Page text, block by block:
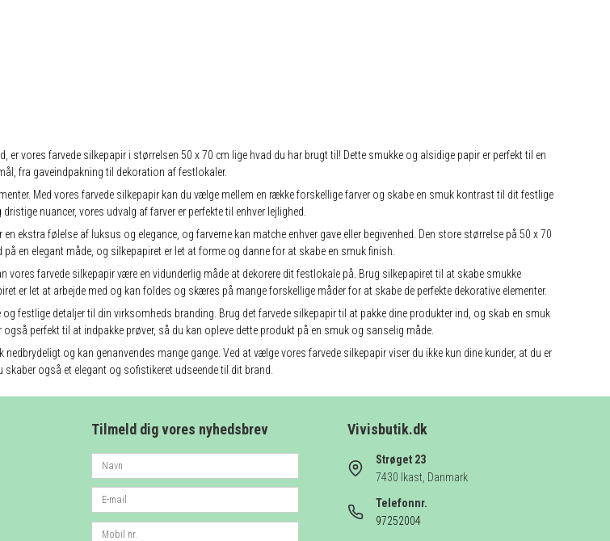
vores farvede silkepapir i størrelsen 50 x 70 cm lige hvad du har brugt til! Dette smukke og alsidige papir er perfekt til en
fra gaveindpakning til dekoration af festlokaler.
Med vores farvede silkepapir kan du vælge mellem en række forskellige farver og skabe en smuk kontrast til dit festlige
nuancer, vores udvalg af farver er perfekte til enhver lejlighed.
ekstra følelse af luksus og elegance, og farverne kan matche enhver gave eller begivenhed. Den store størrelse på 50 x 70
en elegant måde, og silkepapiret er let at forme og danne for at skabe en smuk finish.
farvede silkepapir være en vidunderlig måde at dekorere dit festlokale på. Brug silkepapiret til at skabe smukke
er let at arbejde med og kan foldes og skæres på mange forskellige måder for at skabe de perfekte dekorative elementer.
festlige detaljer til din virksomheds branding. Brug det farvede silkepapir til at pakke dine produkter ind, og skab en smuk
perfekt til at indpakke prøver, så du kan opleve dette produkt på en smuk og sanselig måde.
og kan genanvendes mange gange. Ved at vælge vores farvede silkepapir viser du ikke kun dine kunder, at du er
også et elegant og sofistikeret udseende til dit brand.
Tilmeld dig vores nyhedsbrev Vivisbutik.dk
Strøget 23
7430 Ikast, Danmark
Telefonnr.
97252004